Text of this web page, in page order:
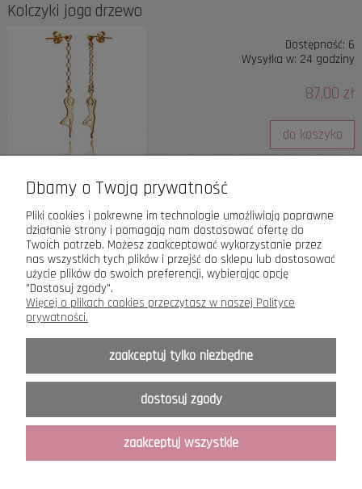
Kolczyki joga drzewo
Dostępność: 6
Wysyłka w: 24 godziny
87,00 zł
do koszyka
« 1 ... 4 5 6 7 8 »
Astyle Biżuteria z charakterem
Informacje Ogólne
O nas
Dbamy o Twoją prywatność
Pliki cookies i pokrewne im technologie umożliwiają poprawne
działanie strony i pomagają nam dostosować ofertę do
Twoich potrzeb. Możesz zaakceptować wykorzystanie przez
nas wszystkich tych plików i przejść do sklepu lub dostosować
użycie plików do swoich preferencji, wybierając opcję
"Dostosuj zgody".
Więcej o plikach cookies przeczytasz w naszej Polityce
prywatności.
zaakceptuj tylko niezbędne
dostosuj zgody
zaakceptuj wszystkie